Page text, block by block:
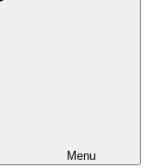
Menu